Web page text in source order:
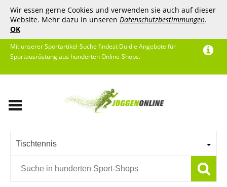
Wir essen gerne Cookies und verwenden sie auch auf dieser
Website. Mehr dazu in unseren Datenschutzbestimmungen.
OK
Mit unserer Sportartikel-Suche findest Du die Angebote für
Sportausrüstung aus hunderten Online-Shops.
Tischtennis